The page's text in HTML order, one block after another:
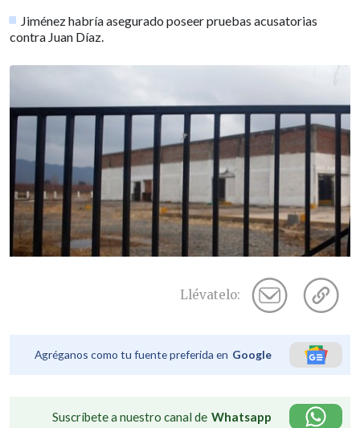
Jiménez habría asegurado poseer pruebas acusatorias
contra Juan Díaz.
Llévatelo:
Agréganos como tu fuente preferida en Google
Suscríbete a nuestro canal de Whatsapp